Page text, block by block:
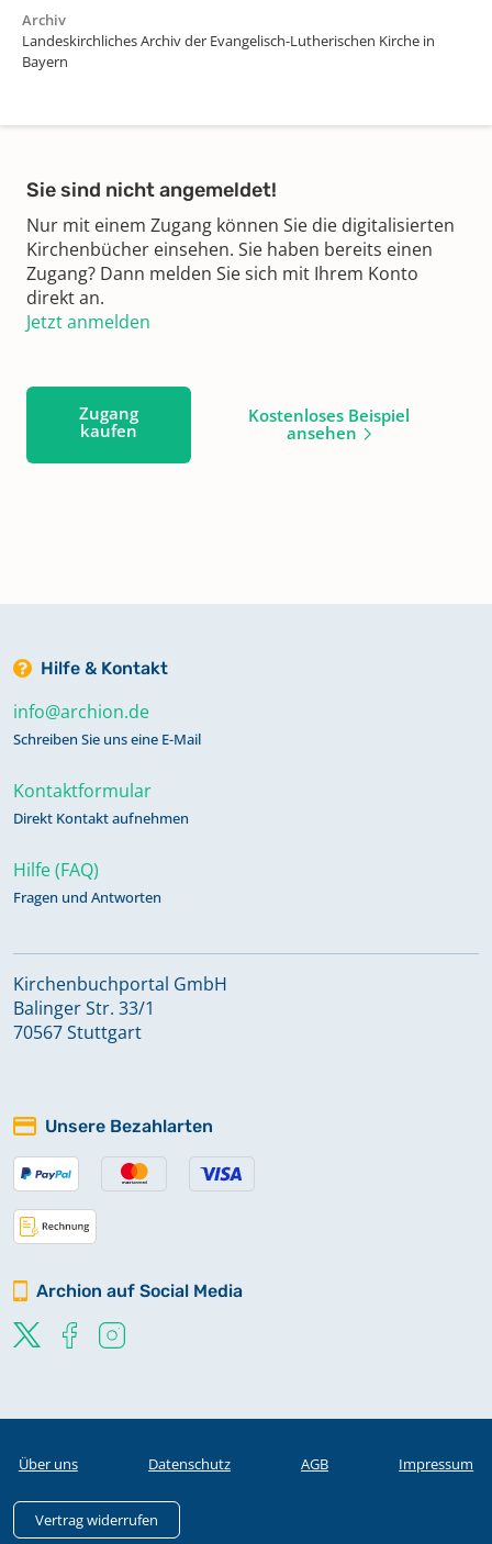
Archiv
Landeskirchliches Archiv der Evangelisch-Lutherischen Kirche in
Bayern
Sie sind nicht angemeldet!
Nur mit einem Zugang können Sie die digitalisierten
Kirchenbücher einsehen. Sie haben bereits einen
Zugang? Dann melden Sie sich mit Ihrem Konto
direkt an.
Jetzt anmelden
Zugang
kaufen
Kostenloses Beispiel
ansehen
Hilfe & Kontakt
info@archion.de
Schreiben Sie uns eine E-Mail
Kontaktformular
Direkt Kontakt aufnehmen
Hilfe (FAQ)
Fragen und Antworten
Kirchenbuchportal GmbH
Balinger Str. 33/1
70567 Stuttgart
Unsere Bezahlarten
Archion auf Social Media
Über uns Datenschutz AGB Impressum
Vertrag widerrufen